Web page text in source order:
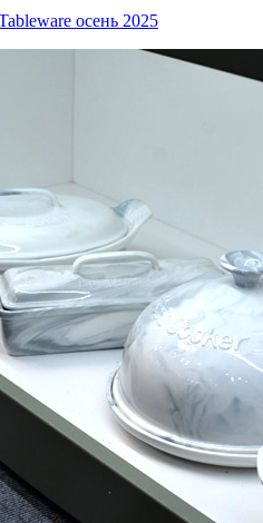
осень 2025